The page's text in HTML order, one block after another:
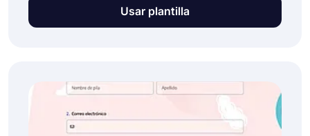
hasta mano de obra y todo lo demas.
Usar plantilla